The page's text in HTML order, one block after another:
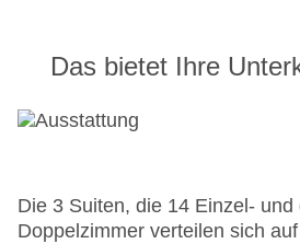
Das bietet Ihre
Die 3 Suiten, die 14 Einzel- und
Doppelzimmer verteilen sich